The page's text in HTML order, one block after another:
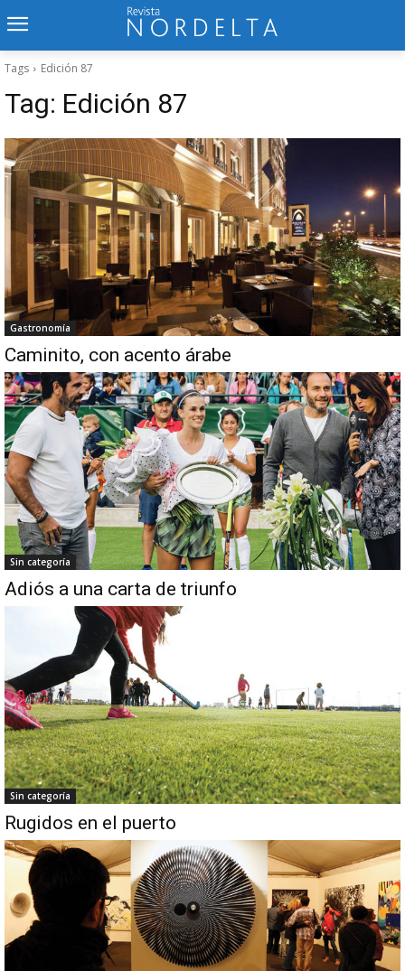
Tags Edición 87
Tag: Edición 87
Gastronomía
Caminito, con acento árabe
Sin categoría
Adiós a una carta de triunfo
Sin categoría
Rugidos en el puerto